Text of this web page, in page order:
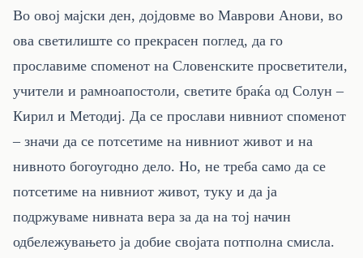
Во овој мајски ден, дојдовме во Маврови Анови, во
ова светилиште со прекрасен поглед, да го
прославиме споменот на Словенските просветители,
учители и рамноапостоли, светите браќа од Солун –
Кирил и Методиј. Да се прослави нивниот споменот
– значи да се потсетиме на нивниот живот и на
нивното богоугодно дело. Но, не треба само да се
потсетиме на нивниот живот, туку и да ја
подржуваме нивната вера за да на тој начин
одбележувањето ја добие својата потполна смисла.